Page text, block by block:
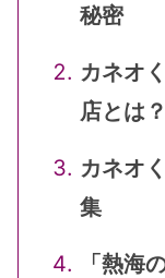
秘密
カネオ
店とは？
カネオ
集
「熱海